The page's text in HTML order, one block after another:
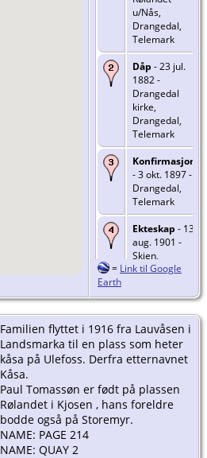
u/Nås,
Drangedal,
Telemark
Dåp - 23 jul.
1882 -
Drangedal
kirke,
Drangedal,
Telemark
Konfirmasjon
- 3 okt. 1897 -
Drangedal,
Telemark
Ekteskap - 13
aug. 1901 -
Skien,
Telemark
Død- 20 des.
Telemark
Begravelse
28 des. 1960 -
kirkegård,
Ulefoss, Holla,
= Link til Google
Earth
Familien flyttet i 1916 fra Lauvåsen i
Landsmarka til en plass som heter
kåsa på Ulefoss. Derfra etternavnet
Kåsa.
Paul Tomassøn er født på plassen
Rølandet i Kjosen , hans foreldre
bodde også på Storemyr.
NAME: PAGE 214
NAME: QUAY 2